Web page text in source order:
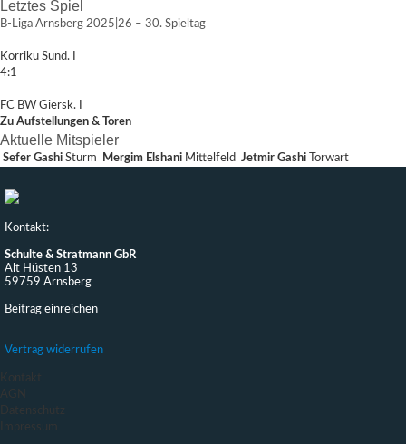
Letztes Spiel
B-Liga Arnsberg 2025|26 – 30. Spieltag
Korriku Sund. I
4:1
FC BW Giersk. I
Zu Aufstellungen & Toren
Aktuelle Mitspieler
Sefer Gashi Sturm Mergim Elshani Mittelfeld Jetmir Gashi Torwart
Kontakt:
Schulte & Stratmann GbR
Alt Hüsten 13
59759 Arnsberg
Beitrag einreichen
Vertrag widerrufen
Kontakt
AGN
Datenschutz
Impressum